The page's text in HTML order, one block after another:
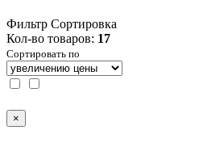
Фильтр Сортировка
Кол-во товаров: 17
Сортировать по
×